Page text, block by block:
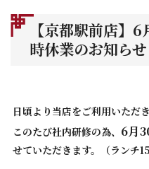
【京都駅前店】
時休業のお知らせ
日頃より当店をご利用いただ
このたび社内研修の為、 6月
せていただきます。（ランチ